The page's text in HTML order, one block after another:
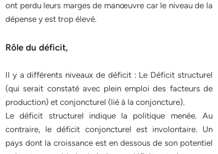
ont perdu leurs marges de manœuvre car le niveau de la
dépense y est trop élevé.
Rôle du déficit,
Il y a différents niveaux de déficit : Le Déficit structurel
(qui serait constaté avec plein emploi des facteurs de
production) et conjoncturel (lié à la conjoncture).
Le déficit structurel indique la politique menée. Au
contraire, le déficit conjoncturel est involontaire. Un
pays dont la croissance est en dessous de son potentiel